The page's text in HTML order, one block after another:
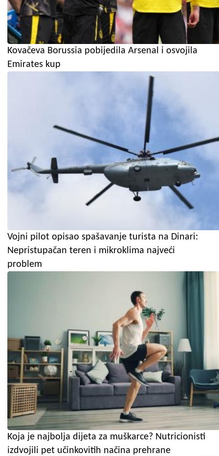
Kovačeva Borussia pobijedila Arsenal i osvojila
Emirates kup
Vojni pilot opisao spašavanje turista na Dinari:
Nepristupačan teren i mikroklima najveći
problem
Koja je najbolja dijeta za muškarce? Nutricionisti
izdvojili pet učinkovitih načina prehrane